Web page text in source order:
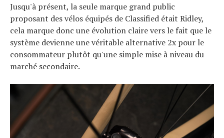
Jusqu'à présent, la seule marque grand public
proposant des vélos équipés de Classified était Ridley,
cela marque donc une évolution claire vers le fait que le
système devienne une véritable alternative 2x pour le
consommateur plutôt qu'une simple mise à niveau du
marché secondaire.